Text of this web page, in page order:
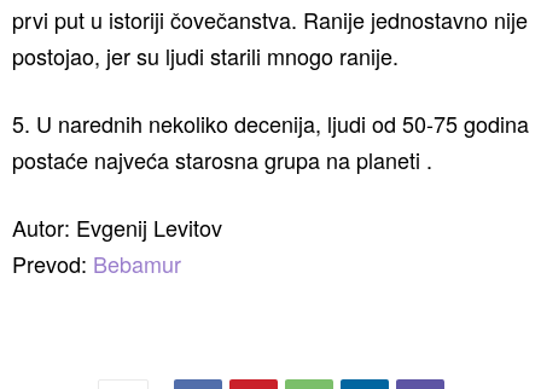
prvi put u istoriji čovečanstva. Ranije jednostavno nije
postojao, jer su ljudi starili mnogo ranije.
5. U narednih nekoliko decenija, ljudi od 50-75 godina
postaće najveća starosna grupa na planeti .
Autor: Evgenij Levitov
Prevod: Bebamur